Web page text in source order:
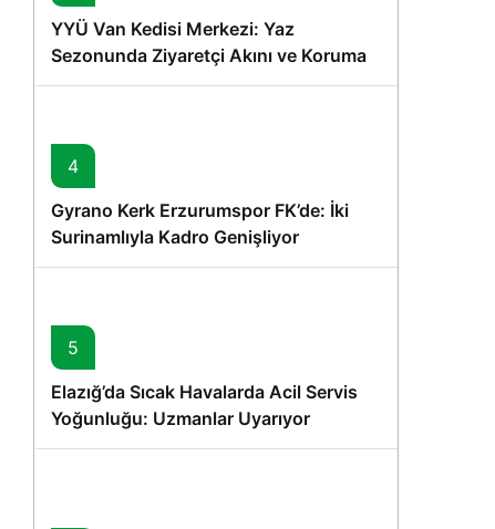
YYÜ Van Kedisi Merkezi: Yaz
Sezonunda Ziyaretçi Akını ve Koruma
Vurgusu
4
Gyrano Kerk Erzurumspor FK’de: İki
Surinamlıyla Kadro Genişliyor
5
Elazığ’da Sıcak Havalarda Acil Servis
Yoğunluğu: Uzmanlar Uyarıyor